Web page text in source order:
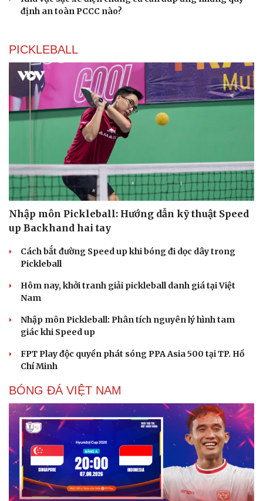
Du lịch
Săn Tour
check-in
Podcast
Đọc truyện đêm khuya
Hạt giống tâm hồn
định an toàn PCCC nào?
PICKLEBALL
Nhập môn Pickleball: Hướng dẫn kỹ thuật Speed
up Backhand hai tay
Cách bắt đường Speed up khi bóng đi dọc dây trong
Pickleball
Hôm nay, khởi tranh giải pickleball danh giá tại Việt
Nam
Nhập môn Pickleball: Phân tích nguyên lý hình tam
giác khi Speed up
FPT Play độc quyền phát sóng PPA Asia 500 tại TP. Hồ
Chí Minh
BÓNG ĐÁ VIỆT NAM